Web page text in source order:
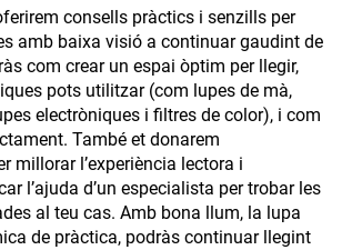
consells pràctics i senzills per
amb baixa visió a continuar gaudint de
com crear un espai òptim per llegir,
pots utilitzar (com lupes de mà,
electròniques i filtres de color), i com
També et donarem
millorar l’experiència lectora i
l’ajuda d’un especialista per trobar les
al teu cas. Amb bona llum, la lupa
de pràctica, podràs continuar llegint